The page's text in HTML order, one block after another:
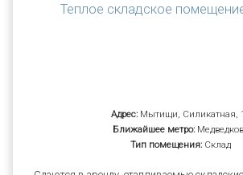
Теплое складское
Адрес: Мытищи, Силикатная,
Ближайшее метро:
Тип помещения: Склад